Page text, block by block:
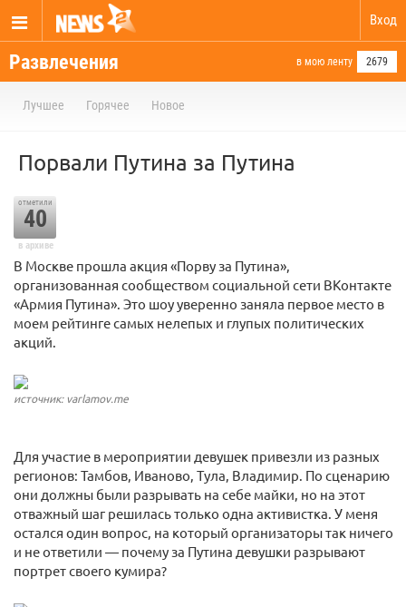
Вход
Развлечения в мою ленту 2679
Лучшее Горячее Новое
Порвали Путина за Путина
отметили
40
в архиве
В Москве прошла акция «Порву за Путина»,
организованная сообществом социальной сети ВКонтакте
«Армия Путина». Это шоу уверенно заняла первое место в
моем рейтинге самых нелепых и глупых политических
акций.
источник: varlamov.me
Для участие в мероприятии девушек привезли из разных
регионов: Тамбов, Иваново, Тула, Владимир. По сценарию
они должны были разрывать на себе майки, но на этот
отважный шаг решилась только одна активистка. У меня
остался один вопрос, на который организаторы так ничего
и не ответили — почему за Путина девушки разрывают
портрет своего кумира?